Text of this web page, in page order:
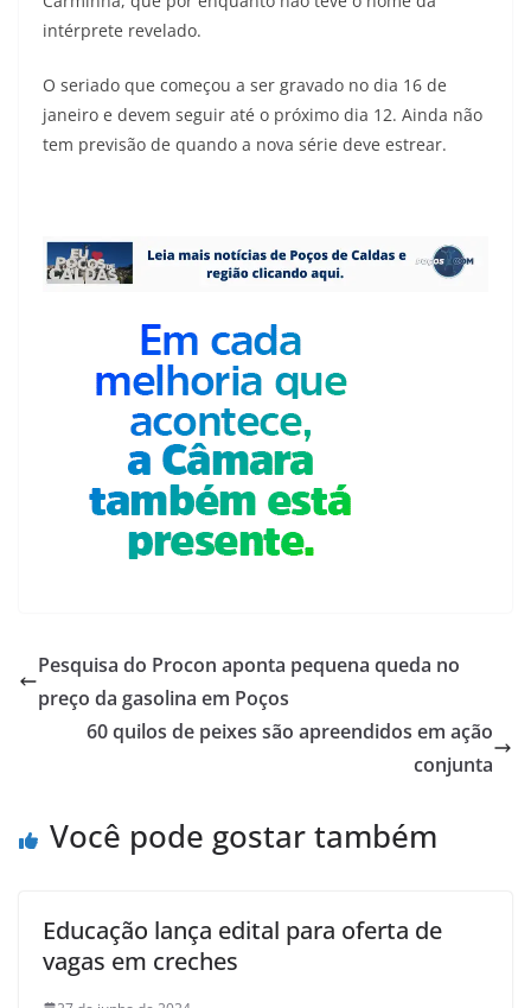
intérprete revelado.
O seriado que começou a ser gravado no dia 16 de
janeiro e devem seguir até o próximo dia 12. Ainda não
tem previsão de quando a nova série deve estrear.
Pesquisa do Procon aponta pequena queda no
preço da gasolina em Poços
60 quilos de peixes são apreendidos em ação
conjunta
Você pode gostar também
Educação lança edital para oferta de
vagas em creches